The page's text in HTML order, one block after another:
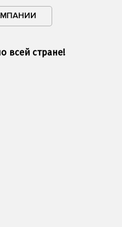
всей стране!